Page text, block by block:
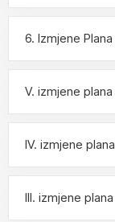
Natječaj
prijevoza
financira
Gradec
Objavljeno:
6. Izmjene
V. izmjene
IV. izmjene
III. izmjene